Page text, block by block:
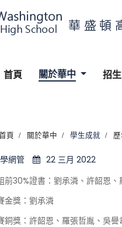
首頁 關於華中 招
頁 關於華中 學生成就
網管
22 三月 2022
前30%證書：劉承潾、許韶恩
金獎：劉承潾
銅獎：許韶恩、羅張哲胤、吳